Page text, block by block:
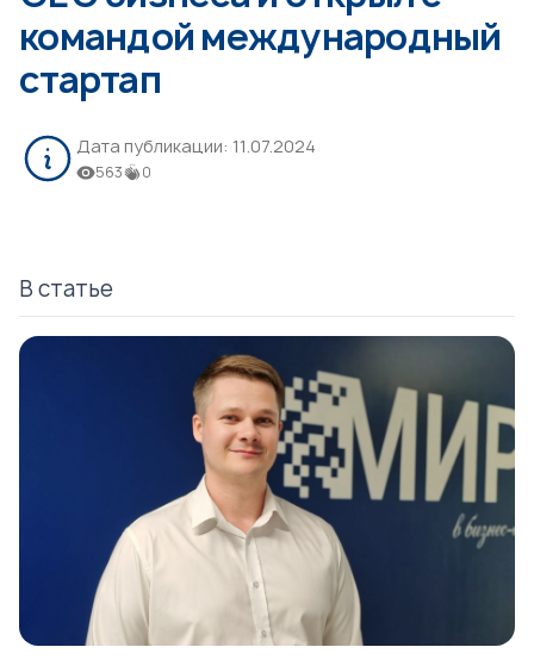
командой международный
стартап
Дата публикации: 11.07.2024
563 0
В статье